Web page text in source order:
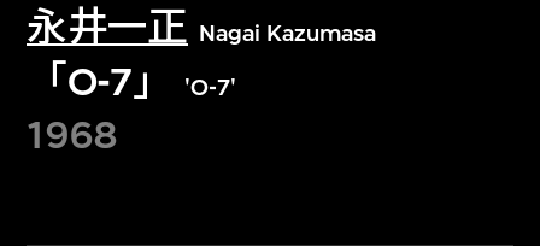
永井一正 Nagai Kazumasa
「O-7」 'O-7'
1968